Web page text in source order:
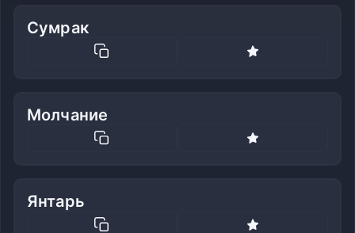
Сумрак
Молчание
Янтарь